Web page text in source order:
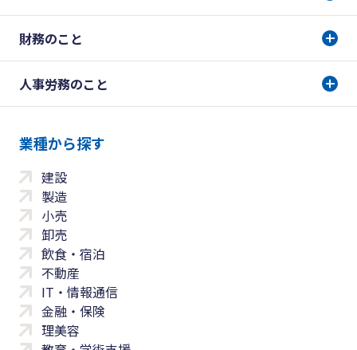
財務のこと
人事労務のこと
業種から探す
建設
製造
小売
卸売
飲食・宿泊
不動産
IT・情報通信
金融・保険
理美容